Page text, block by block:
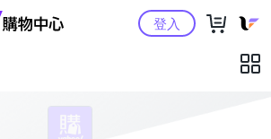
Yahoo購物中心登入